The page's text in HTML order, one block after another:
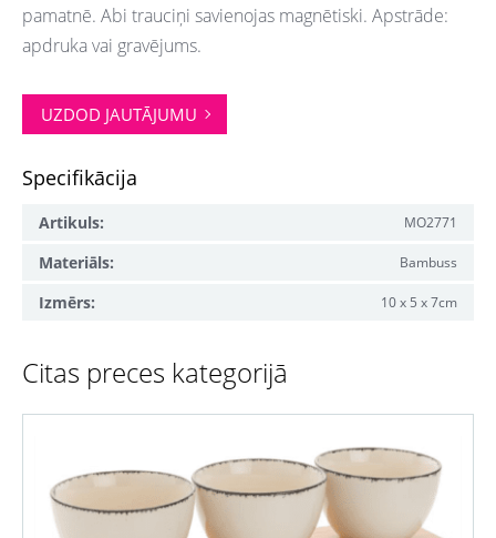
pamatnē. Abi trauciņi savienojas magnētiski. Apstrāde:
apdruka vai gravējums.
UZDOD JAUTĀJUMU
Specifikācija
Artikuls: MO2771
Materiāls: Bambuss
Izmērs: 10 x 5 x 7cm
Citas preces kategorijā